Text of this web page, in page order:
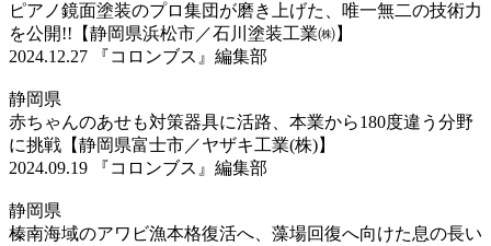
ピアノ鏡面塗装のプロ集団が磨き上げた、唯一無二の技術力
を公開!!【静岡県浜松市／石川塗装工業㈱】
2024.12.27
『コロンブス』編集部
静岡県
赤ちゃんのあせも対策器具に活路、本業から180度違う分野
に挑戦【静岡県富士市／ヤザキ工業(株)】
2024.09.19
『コロンブス』編集部
静岡県
榛南海域のアワビ漁本格復活へ、藻場回復へ向けた息の長い